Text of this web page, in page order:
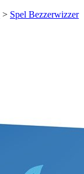
> Spel Bezzerwizzer